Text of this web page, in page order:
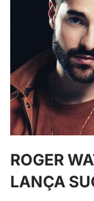
ROGER
LANÇA